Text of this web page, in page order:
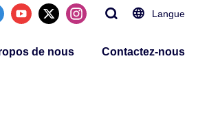
Langue
de nous Contactez-nous